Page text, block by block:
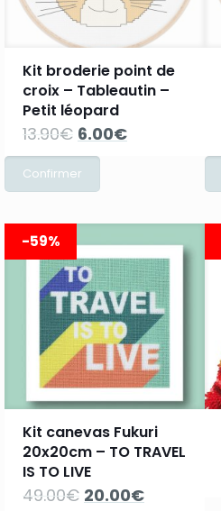
Kit broderie point de
croix – Tableautin –
Petit léopard
13.90€ Le
initial
était :
6.00€Le
-59%
Kit canevas Fukuri
20x20cm – TO TRAVEL
IS TO LIVE
49.00€ Le
20.00€Le